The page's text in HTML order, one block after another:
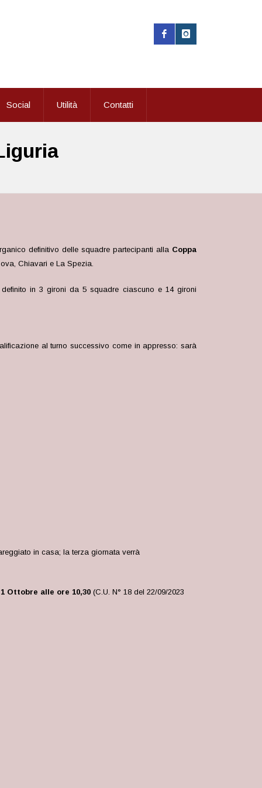
Social Utilità Contatti
definitivo delle squadre partecipanti alla Coppa
Chiavari e La Spezia.
in 3 gironi da 5 squadre ciascuno e 14 gironi
al turno successivo come in appresso: sarà
in casa; la terza giornata verrà
Ottobre alle ore 10,30 (C.U. N° 18 del 22/09/2023